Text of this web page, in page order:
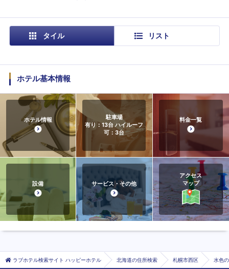
タイル リスト
ホテル基本情報
ホテル情報
駐車場
有り：13台 ハイルーフ
可：3台
料金一覧
設備 サービス・その他
アクセス
マップ
ラブホテル検索サイト ハッピーホテル 北海道の住所検索 札幌市西区 水色